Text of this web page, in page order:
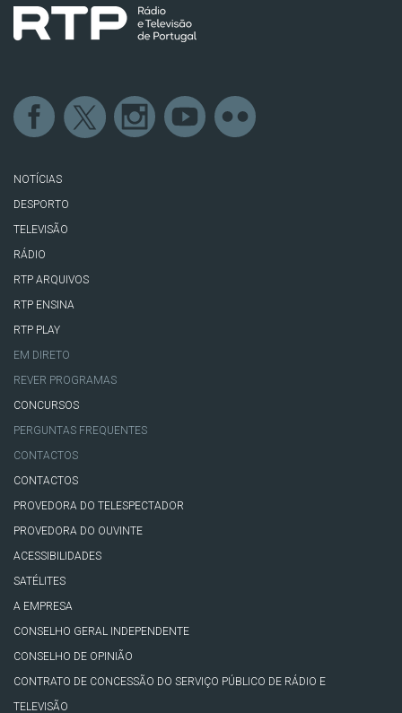
NOTÍCIAS
DESPORTO
TELEVISÃO
RÁDIO
RTP ARQUIVOS
RTP ENSINA
RTP PLAY
EM DIRETO
REVER PROGRAMAS
CONCURSOS
PERGUNTAS FREQUENTES
CONTACTOS
CONTACTOS
PROVEDORA DO TELESPECTADOR
PROVEDORA DO OUVINTE
ACESSIBILIDADES
SATÉLITES
A EMPRESA
CONSELHO GERAL INDEPENDENTE
CONSELHO DE OPINIÃO
CONTRATO DE CONCESSÃO DO SERVIÇO PÚBLICO DE RÁDIO E
TELEVISÃO